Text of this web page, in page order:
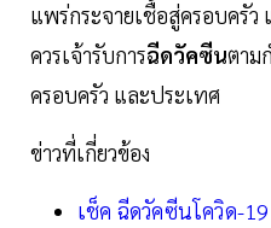
แพร่กระจายเชื้อสู่ครอบครั
ควรเจ้ารับการฉีดวัคซีนตาม
ครอบครัว และประเทศ
ข่าวที่เกี่ยวข้อง
เช็ค ฉีดวัคซีนโควิด-